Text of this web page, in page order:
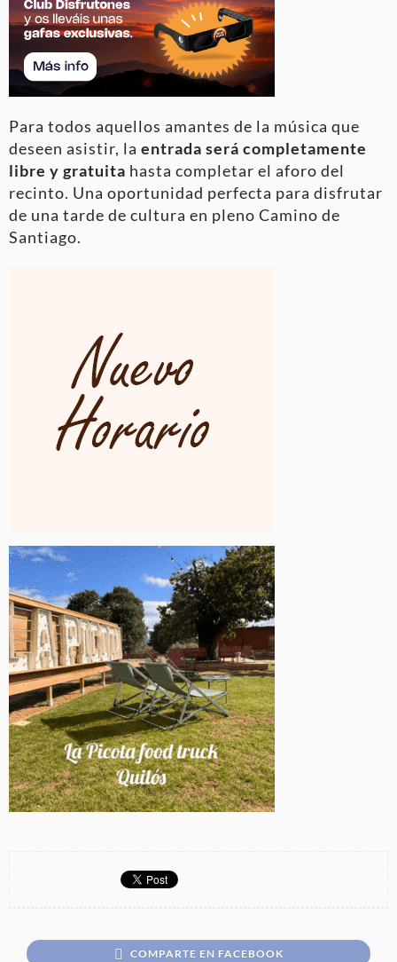
Para todos aquellos amantes de la música que
deseen asistir, la entrada será completamente
libre y gratuita hasta completar el aforo del
recinto. Una oportunidad perfecta para disfrutar
de una tarde de cultura en pleno Camino de
Santiago.
COMPARTE EN FACEBOOK